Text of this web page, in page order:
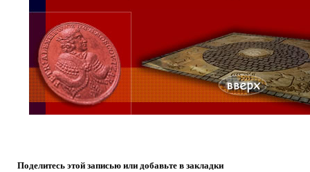
Поделитесь этой записью или добавьте в закладки